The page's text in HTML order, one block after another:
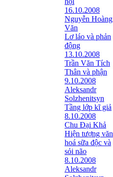
16.10.2008
Nguyễn Hoàng
Văn
Lơ láo và phản
động
13.10.2008
Trần Văn Tích
Thân và phận
9.10.2008
Aleksandr
Solzhenitsyn
Tầng lớp kĩ giả
8.10.2008
Chu Đại Khả
Hiện tượng văn
hoá sữa độc và
sỏi não
8.10.2008
Aleksandr